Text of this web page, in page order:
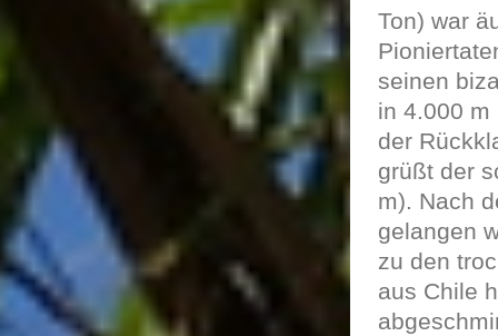
Ton) war
seinen
in 4.000 m
der
grüßt der
m). Nach
gelangen
zu den
aus Chile